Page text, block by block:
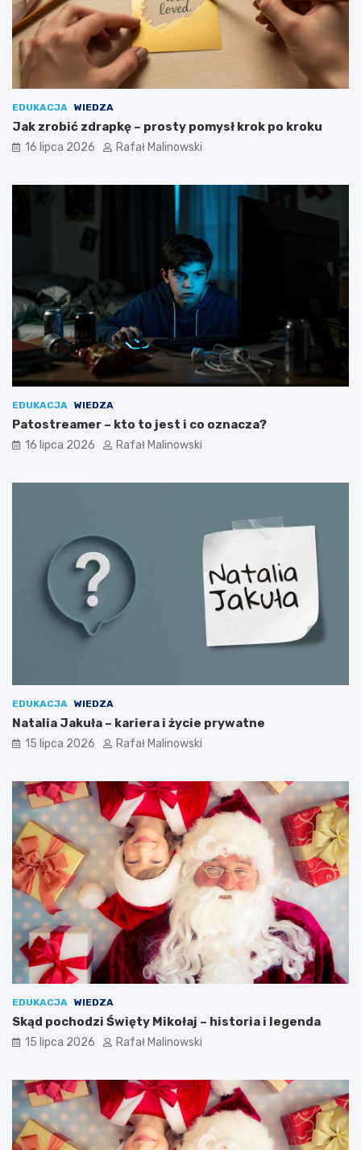
EDUKACJA WIEDZA
Jak zrobić zdrapkę – prosty pomysł krok po kroku
16 lipca 2026 Rafał Malinowski
EDUKACJA WIEDZA
Patostreamer – kto to jest i co oznacza?
16 lipca 2026 Rafał Malinowski
EDUKACJA WIEDZA
Natalia Jakuła – kariera i życie prywatne
15 lipca 2026 Rafał Malinowski
EDUKACJA WIEDZA
Skąd pochodzi Święty Mikołaj – historia i legenda
15 lipca 2026 Rafał Malinowski